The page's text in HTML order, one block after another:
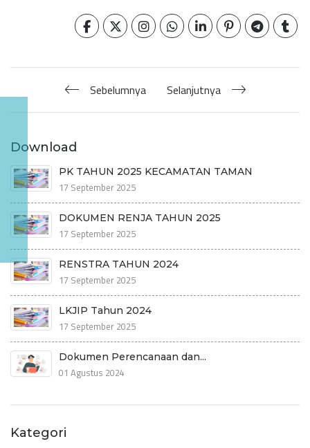
Sebelumnya Selanjutnya
Download
PK TAHUN 2025 KECAMATAN TAMAN
17 September 2025
DOKUMEN RENJA TAHUN 2025
17 September 2025
RENSTRA TAHUN 2024
17 September 2025
LKJIP Tahun 2024
17 September 2025
Dokumen Perencanaan dan...
01 Agustus 2024
Kategori